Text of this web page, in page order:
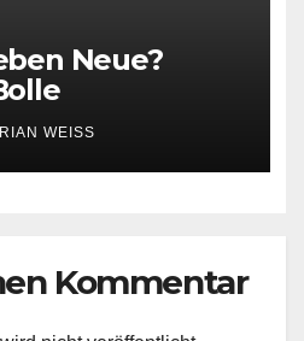
Neue?
WEISS
Kommentar